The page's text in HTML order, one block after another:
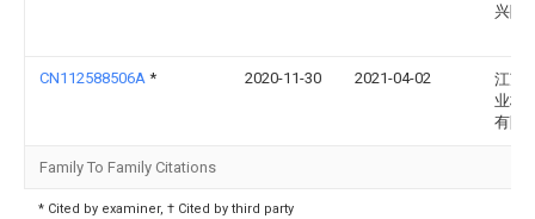
兴隆
CN112588506A * 2020-11-30 2021-04-02
江苏
业标
有限
Family To Family Citations
* Cited by examiner, † Cited by third party